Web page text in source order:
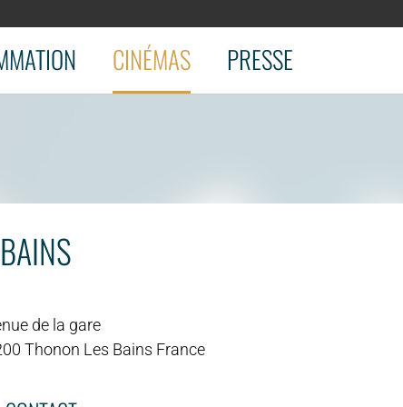
CINÉMAS PRESSE
de la gare
Thonon Les Bains France